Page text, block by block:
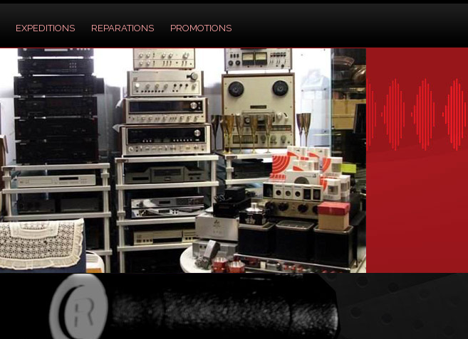
EXPEDITIONS REPARATIONS PROMOTIONS